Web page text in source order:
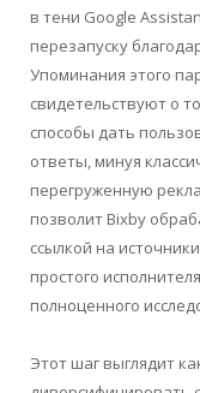
в тени Google
перезапуску
Упоминания этого
свидетельствуют о
способы дать
ответы, минуя
перегруженную
позволит Bixby
ссылкой на
простого
полноценного
Этот шаг выглядит